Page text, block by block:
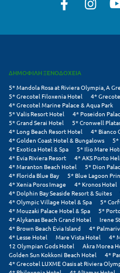
Σκόπελος
Σκύρος
Σούνιο
Σπάρτη
Σπέτσες
Σποράδες
Σύβοτα
Σύμη
Σύρος
ΔΗΜΟΦΙΛΗ ΞΕΝΟΔΟΧΕΙΑ
5* Mandola Rosa at Riviera Olympia, A
5* Grecotel Filoxenia Hotel
4*
4* Grecotel Marine Palace & Aqua Park
5* Valis Resort Hotel
4* Poseidon
5* Grand Serai Hotel
5* Cronwell
4* Long Beach Resort Hotel
4* Bianco
4* Golden Coast Hotel & Bungalows
5*
4* Exotica Hotel & Spa
5* Ilio Mare
4* Evia Riviera Resort
4* AKS Porto Heli
4* Maranton Beach Hotel
5* Dion
4* Florida Blue Bay
5* Blue Lagoon
4* Xenia Poros Image
4* Kronos Hotel
4* Dolphin Bay Seaside Resort & Suites
4* Olympic Village Hotel & Spa
5*
4* Mouzaki Palace Hotel & Spa
5*
4* Alykanas Beach Grand Hotel
Irene
4* Brown Beach Evia Island
4*
4* Lesse Hotel
Mare Vista Hotel
4*
12 Olympian Gods Hotel
Akra Morea
Golden Sun Kokkoni Beach Hotel
4*
4* Grecotel LUXME Oasis at Riviera